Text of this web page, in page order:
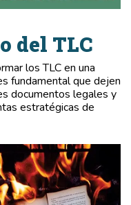
del TLC
los TLC en una
fundamental que dejen
documentos legales y
estratégicas de